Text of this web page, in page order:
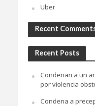
Uber
Recent
Recent Posts
Condenan a un
por violencia
Condena a